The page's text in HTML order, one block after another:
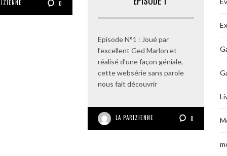
0
Episode N°1 : Joué par
l’excellent Ged Marlon et
réalisé d’une façon géniale,
cette websérie sans parole
nous fait découvrir
LA PARIZIENNE 0